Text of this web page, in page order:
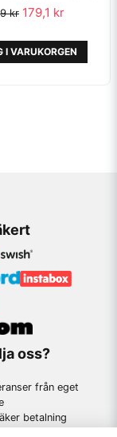
kr 179,1 kr
I VARUKORGEN
oss?
från eget
betalning